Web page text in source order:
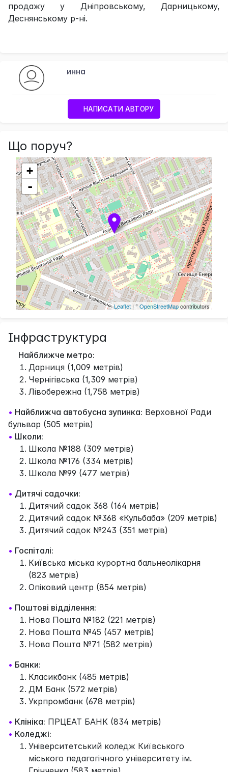
продажу у Дніпровському, Дарницькому,
Деснянському р-ні.
инна
НАПИСАТИ АВТОРУ
Що поруч?
+
-
Leaflet | ©OpenStreetMapcontributors
Інфраструктура
Найближче метро:
Дарниця (1,009 метрів)
Чернігівська (1,309 метрів)
Лівобережна (1,758 метрів)
• Найближча автобусна зупинка: Верховної Ради
бульвар (505 метрів)
• Школи:
Школа №188 (309 метрів)
Школа №176 (334 метрів)
Школа №99 (477 метрів)
• Дитячі садочки:
Дитячий садок 368 (164 метрів)
Дитячий садок №368 «Кульбаба» (209 метрів)
Дитячий садок №243 (351 метрів)
• Госпіталі:
Київська міська курортна бальнеолікарня
(823 метрів)
Опіковий центр (854 метрів)
• Поштові відділення:
Нова Пошта №182 (221 метрів)
Нова Пошта №45 (457 метрів)
Нова Пошта №71 (582 метрів)
• Банки:
Класикбанк (485 метрів)
ДМ Банк (572 метрів)
Укрпромбанк (678 метрів)
• Клініка: ПРЦЕАТ БАНК (834 метрів)
• Коледжі:
Університетський коледж Київського
міського педагогічного університету ім.